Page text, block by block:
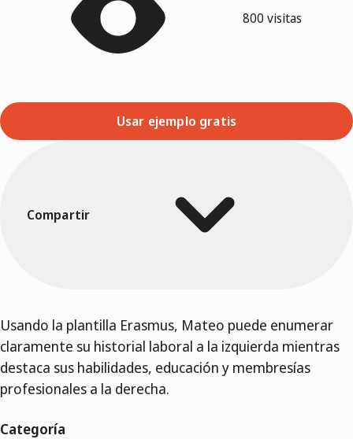
800 visitas
Usar ejemplo gratis
Compartir
Usando la plantilla Erasmus, Mateo puede enumerar
claramente su historial laboral a la izquierda mientras
destaca sus habilidades, educación y membresías
profesionales a la derecha.
Categoría